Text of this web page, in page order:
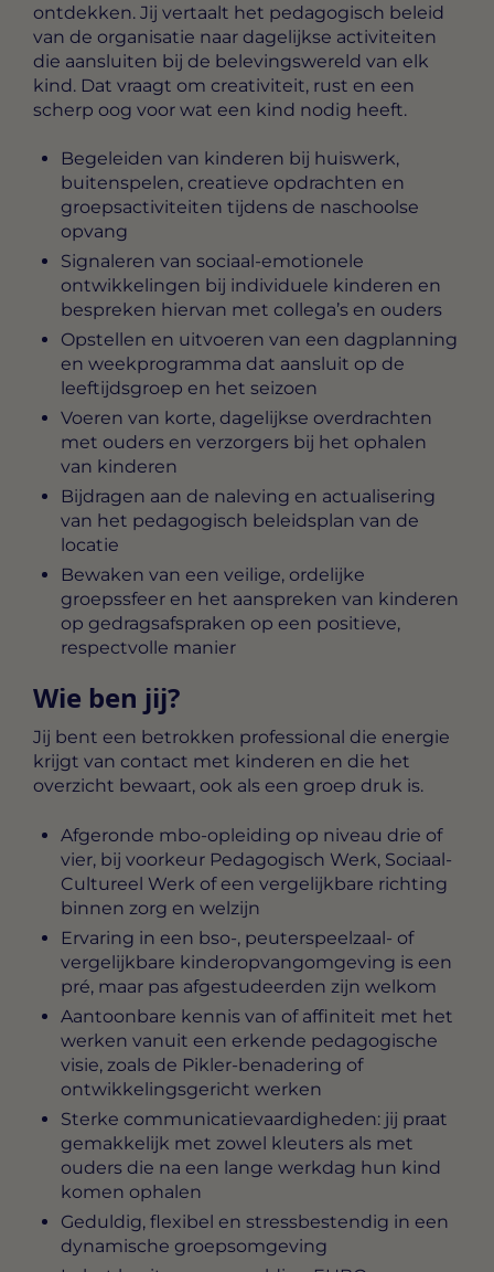
ontdekken. Jij vertaalt het pedagogisch beleid
van de organisatie naar dagelijkse activiteiten
die aansluiten bij de belevingswereld van elk
kind. Dat vraagt om creativiteit, rust en een
scherp oog voor wat een kind nodig heeft.
Begeleiden van kinderen bij huiswerk,
buitenspelen, creatieve opdrachten en
groepsactiviteiten tijdens de naschoolse
opvang
Signaleren van sociaal-emotionele
ontwikkelingen bij individuele kinderen en
bespreken hiervan met collega’s en ouders
Opstellen en uitvoeren van een dagplanning
en weekprogramma dat aansluit op de
leeftijdsgroep en het seizoen
Voeren van kortе, dagelijkse overdrachten
met ouders en verzorgers bij het ophalen
van kinderen
Bijdragen aan de naleving en actualisering
van het pedagogisch beleidsplan van de
locatie
Bewaken van een veilige, ordelijke
groepssfeer en het aanspreken van kinderen
op gedragsafspraken op een positieve,
respectvolle manier
Wie ben jij?
Jij bent een betrokken professional die energie
krijgt van contact met kinderen en die het
overzicht bewaart, ook als een groep druk is.
Afgeronde mbo-opleiding op niveau drie of
vier, bij voorkeur Pedagogisch Werk, Sociaal-
Cultureel Werk of een vergelijkbare richting
binnen zorg en welzijn
Ervaring in een bso-, peuterspeelzaal- of
vergelijkbare kinderopvangomgeving is een
pré, maar pas afgestudeerden zijn welkom
Aantoonbare kennis van of affiniteit met het
werken vanuit een erkende pedagogische
visie, zoals de Pikler-benadering of
ontwikkelingsgericht werken
Sterke communicatievaardigheden: jij praat
gemakkelijk met zowel kleuters als met
ouders die na een lange werkdag hun kind
komen ophalen
Geduldig, flexibel en stressbestendig in een
dynamische groepsomgeving